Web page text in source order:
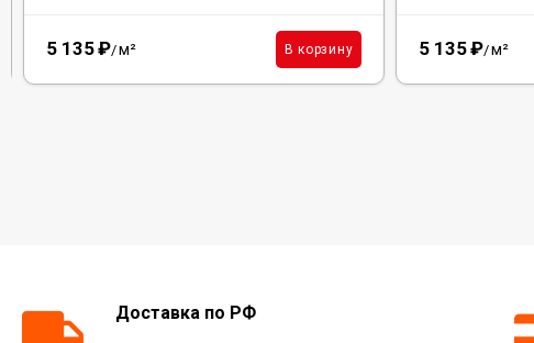
5 135₽/м² В корзину 5 135₽/м²
Доставка по РФ